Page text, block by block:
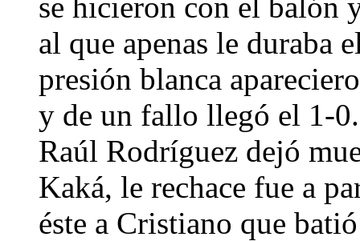
al que apenas le duraba
presión blanca
y de un fallo llegó el 1-
Raúl Rodríguez dejó
Kaká, le rechace fue a
éste a Cristiano que